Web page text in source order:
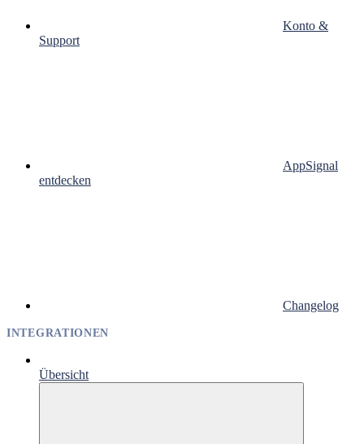
Konto &
Support
AppSignal
entdecken
Changelog
INTEGRATIONEN
Übersicht